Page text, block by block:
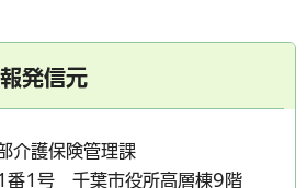
発信元
介護保険管理課
番1号 千葉市役所高層棟9階